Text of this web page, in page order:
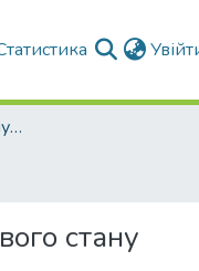
Конференції, збірки, публікації молодих вчених і здобувачів : магістрів, бакалаврів, аспірантів.
стану